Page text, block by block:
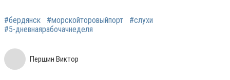
#бердянск #морскойторовыйпорт
#слухи
#5-дневнаярабочачнеделя
Першин Виктор